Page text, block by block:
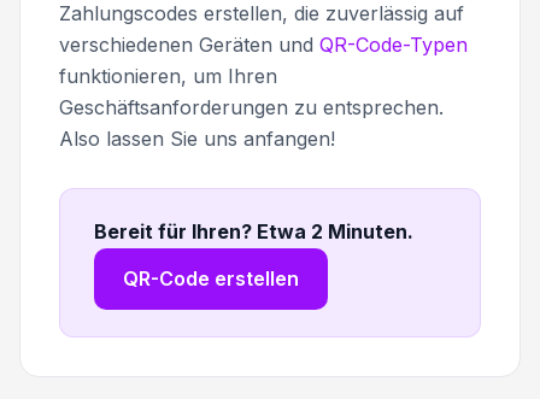
Zahlungscodes erstellen, die zuverlässig auf
verschiedenen Geräten und QR-Code-Typen
funktionieren, um Ihren
Geschäftsanforderungen zu entsprechen.
Also lassen Sie uns anfangen!
Bereit für Ihren? Etwa 2 Minuten.
QR-Code erstellen